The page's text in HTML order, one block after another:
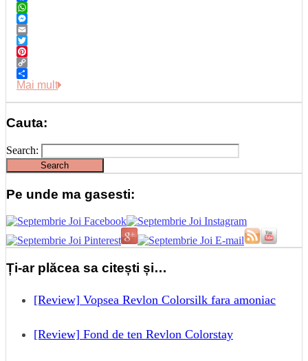
Facebook
WhatsApp
Messenger
Email
Twitter
Pinterest
Copy
Link
Share
Mai mult
Cauta:
Search:
Pe unde ma gasesti:
Ți-ar plăcea sa citești și…
[Review] Vopsea Revlon Colorsilk fara amoniac
[Review] Fond de ten Revlon Colorstay